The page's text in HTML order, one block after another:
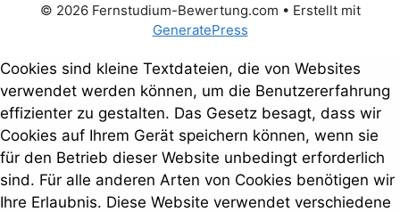
© 2026 Fernstudium-Bewertung.com • Erstellt mit
GeneratePress
Cookies sind kleine Textdateien, die von Websites
verwendet werden können, um die Benutzererfahrung
effizienter zu gestalten. Das Gesetz besagt, dass wir
Cookies auf Ihrem Gerät speichern können, wenn sie
für den Betrieb dieser Website unbedingt erforderlich
sind. Für alle anderen Arten von Cookies benötigen wir
Ihre Erlaubnis. Diese Website verwendet verschiedene